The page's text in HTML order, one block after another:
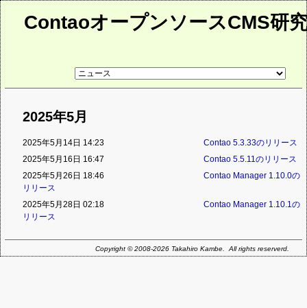
ContaoオープンソースCMS研
リ
ペ
ー
2025年5月
2025年5月14日 14:23
Contao 5.3.33のリリース
2025年5月16日 16:47
Contao 5.5.11のリリース
2025年5月26日 18:46
Contao Manager 1.10.0の
リリース
2025年5月28日 02:18
Contao Manager 1.10.1の
リリース
Copyright © 2008-2026 Takahiro Kambe. All rights reserverd.